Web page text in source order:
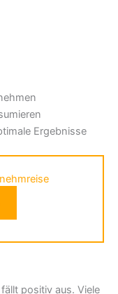
Ergebnisse
positiv aus. Viele